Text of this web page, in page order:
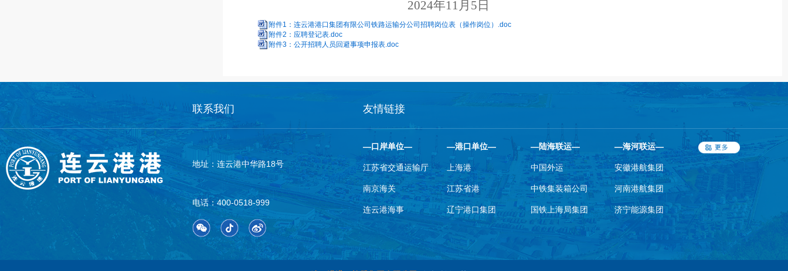
2024年1 1 月 5 日
附件1：连云港港口集团有限公司铁路运输分公司招聘岗位表（操作岗位）.doc
附件2：应聘登记表.doc
附件3：公开招聘人员回避事项申报表.doc
logo 联系我们
地址：连云港中华路18号
电话：400-0518-999
友情链接
—口岸单位—
江苏省交通运输厅
南京海关
连云港海事
—港口单位—
上海港
江苏省港
辽宁港口集团
—陆海联运—
中国外运
中铁集装箱公司
国铁上海局集团
—海河联运—
安徽港航集团
河南港航集团
济宁能源集团